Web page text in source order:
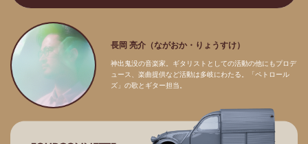
長岡 亮介（ながおか・りょうすけ）
神出鬼没の音楽家。ギタリストとしての活動の他にもプロデ
ュース、楽曲提供など活動は多岐にわたる。「ペトロール
ズ」の歌とギター担当。